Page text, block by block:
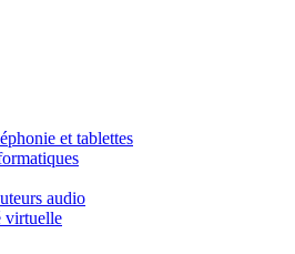
et tablettes
audio
virtuelle